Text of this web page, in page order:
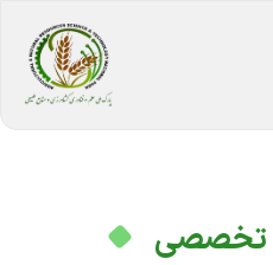
تخصصی